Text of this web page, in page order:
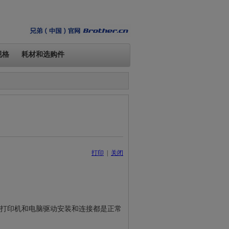
格 耗材和选购件
打印 关闭
印机和电脑驱动安装和连接都是正常